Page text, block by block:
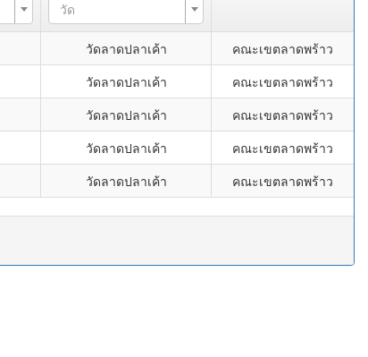
วัด
วัดลาดปลาเค้า
คณะเขตลาดพร้าว
วัดลาดปลาเค้า
คณะเขตลาดพร้าว
วัดลาดปลาเค้า
คณะเขตลาดพร้าว
วัดลาดปลาเค้า
คณะเขตลาดพร้าว
วัดลาดปลาเค้า คณะเขตลาดพร้าว